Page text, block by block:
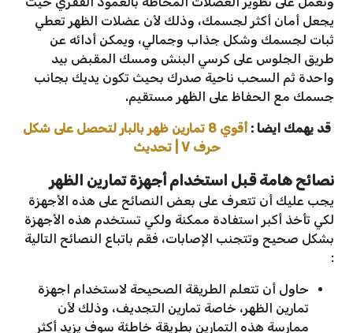
يجعل أمان أكثر لجسمك، وذلك لأن عضلات الظهر تعطي
ثبات لجسمك وشكل جذاب وجمالي، ويمكن أدائه عن
طريق الجلوس على كرسي البنش ومسك المقبض بيد
واحدة ثم السحب ناحية صدرك بحيث تكون يديك بجانب
جسمك مع الحفاظ على الظهر مستقيم.
قد يهمك ايضا :
أقوي 8 تمارين ظهر بالبار لتحصل على شكل
حرف V | تحديث
نصائح هامة قبل استخدام أجهزة تمارين الظهر
يجب عليك أن تتعرف على بعض النصائح على هذه الأجهزة
لكي تأخذ أكبر استفادة ممكنة ولكي تستخدم هذه الأجهزة
بشكل صحيح وتتجنب الإصابات، فقم باتباع النصائح التالية
:
حاول أن تتعلم الطريقة الصحيحة لاستخدام اجهزة
تمارين الظهر، خاصة تمارين التجديف، وذلك لأن
ممارسة هذه التمارين بطريقة خاطئة سوف يزيد أكثر